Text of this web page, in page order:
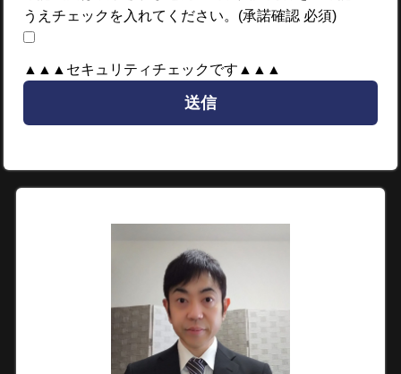
うえチェックを入れてください。(承諾確認 必須)
▲▲▲セキュリティチェックです▲▲▲